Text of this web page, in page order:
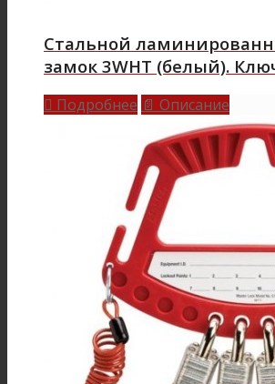
Стальной
замок 3WHT (белый).
 Подробнее 📄 Описание